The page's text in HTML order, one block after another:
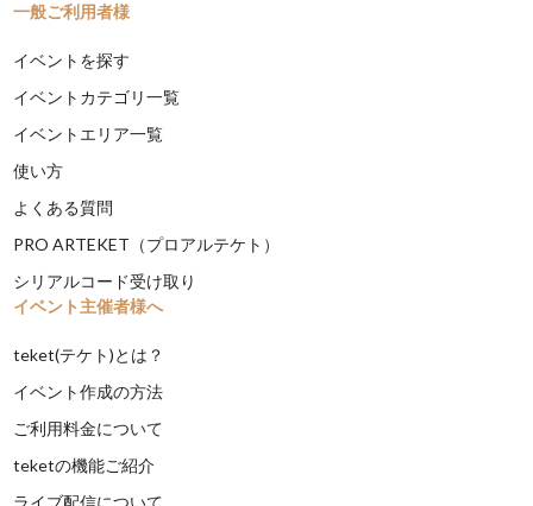
一般ご利用者様
イベントを探す
イベントカテゴリ一覧
イベントエリア一覧
使い方
よくある質問
PRO ARTEKET（プロアルテケト）
シリアルコード受け取り
イベント主催者様へ
teket(テケト)とは？
イベント作成の方法
ご利用料金について
teketの機能ご紹介
ライブ配信について